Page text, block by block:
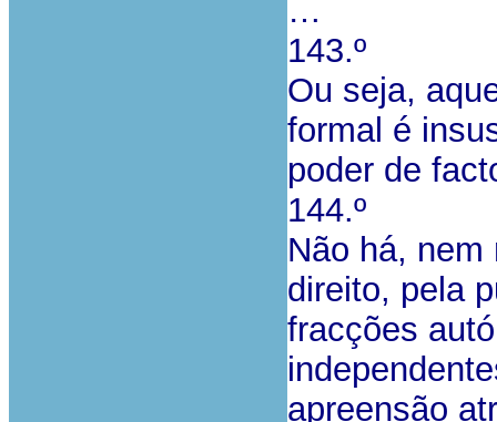
…
143.º
Ou seja,
formal é
poder de
144.º
Não há,
direito, pela
fracções
apreensão